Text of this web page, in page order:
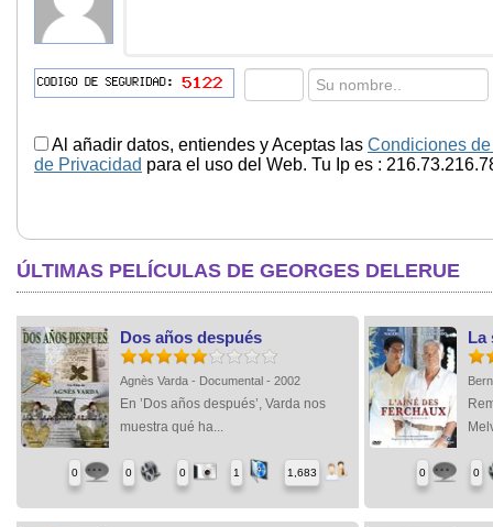
Al añadir datos, entiendes y Aceptas las Condiciones
de Privacidad para el uso del Web. Tu Ip es :
ÚLTIMAS PELÍCULAS DE GEORGES DELERUE
Dos años después
Agnès Varda - Documental - 2002
En ’Dos años después’, Varda nos
muestra qué ha...
0 0 0 1 1,683
La
0 0